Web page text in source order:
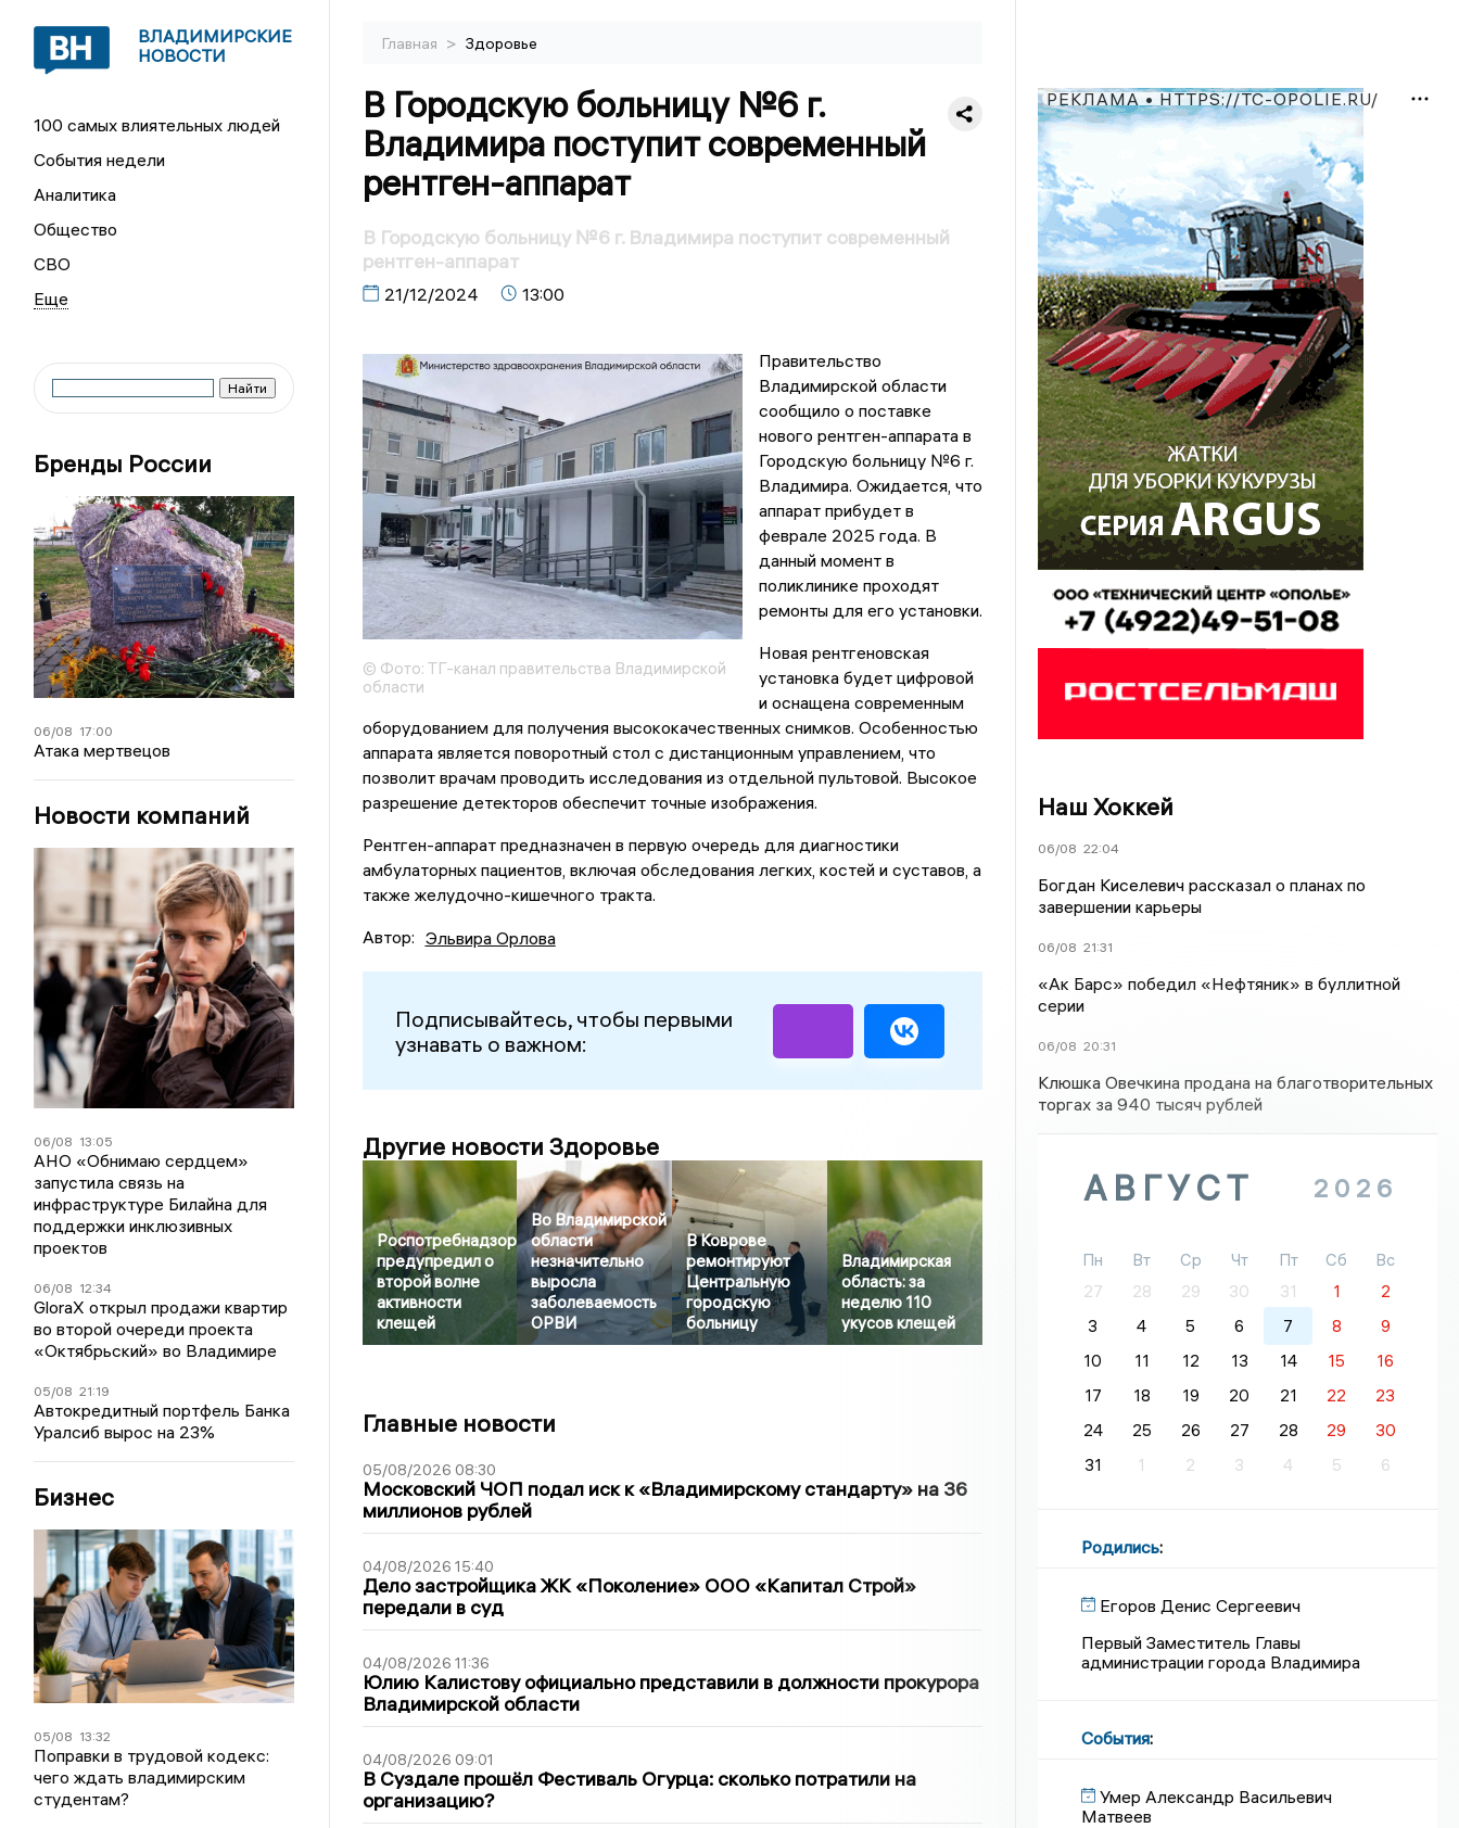
ВЛАДИМИРСКИЕ
НОВОСТИ
100 самых влиятельных людей
События недели
Аналитика
Общество
СВО
Бренды России
06/08 17:00
Атака мертвецов
Новости компаний
06/08 13:05
АНО «Обнимаю сердцем»
запустила связь на
инфраструктуре Билайна для
поддержки инклюзивных
проектов
06/08 12:34
GloraX открыл продажи квартир
во второй очереди проекта
«Октябрьский» во Владимире
05/08 21:19
Автокредитный портфель Банка
Уралсиб вырос на 23%
Бизнес
05/08 13:32
Поправки в трудовой кодекс:
чего ждать владимирским
студентам?
Главная > Здоровье
В Городскую больницу №6 г.
Владимира поступит современный
рентген-аппарат
В Городскую больницу №6 г. Владимира поступит современный
рентген-аппарат
21/12/2024 13:00
© Фото: ТГ-канал правительства Владимирской
области
Правительство
Владимирской области
сообщило о поставке
нового рентген-аппарата в
Городскую больницу №6 г.
Владимира. Ожидается, что
аппарат прибудет в
феврале 2025 года. В
данный момент в
поликлинике проходят
ремонты для его установки.
Новая рентгеновская
установка будет цифровой
и оснащена современным
оборудованием для получения высококачественных снимков. Особенностью
аппарата является поворотный стол с дистанционным управлением, что
позволит врачам проводить исследования из отдельной пультовой. Высокое
разрешение детекторов обеспечит точные изображения.
Рентген-аппарат предназначен в первую очередь для диагностики
амбулаторных пациентов, включая обследования легких, костей и суставов, а
также желудочно-кишечного тракта.
Автор: Эльвира Орлова
Подписывайтесь, чтобы первыми
узнавать о важном:
Другие новости Здоровье
Роспотребнадзор
предупредил о
второй волне
активности
клещей
Во Владимирской
области
незначительно
выросла
заболеваемость
ОРВИ
В Коврове
ремонтируют
Центральную
городскую
больницу
Владимирская
область: за
неделю 110
укусов клещей
Главные новости
05/08/2026 08:30
Московский ЧОП подал иск к «Владимирскому стандарту» на 36
миллионов рублей
04/08/2026 15:40
Дело застройщика ЖК «Поколение» ООО «Капитал Строй»
передали в суд
04/08/2026 11:36
Юлию Калистову официально представили в должности прокурора
Владимирской области
04/08/2026 09:01
В Суздале прошёл Фестиваль Огурца: сколько потратили на
организацию?
РЕКЛАМА • HTTPS://TC-OPOLIE.RU/
Наш Хоккей
06/08 22:04
Богдан Киселевич рассказал о планах по
завершении карьеры
06/08 21:31
«Ак Барс» победил «Нефтяник» в буллитной
серии
06/08 20:31
Клюшка Овечкина продана на благотворительных
торгах за 940 тысяч рублей
АВГУСТ 2026
Пн Вт Ср Чт Пт Сб
Вс
27
28 29 30 31 1
2
3
4 5 6 7 8
9
10
11 12 13 14 15
16
17
18 19 20 21 22
23
24
25 26 27 28 29
30
31
1 2 3 4 5 6
Родились:
Егоров Денис Сергеевич
Первый Заместитель Главы
администрации города Владимира
События:
Умер Александр Васильевич
Матвеев